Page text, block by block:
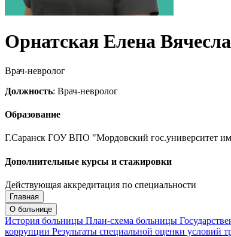
Орнатская Елена
Врач-невролог
Должность: Врач-невролог
Образование
Г.Саранск ГОУ ВПО "Мордовский гос.университет
Дополнительные курсы и стажировки
Действующая аккредитация по специальности
Запись на приём
Запись подтверждена
Главная
О больнице
История больницы План-схема больницы
коррупции Результаты специальной оценки условий